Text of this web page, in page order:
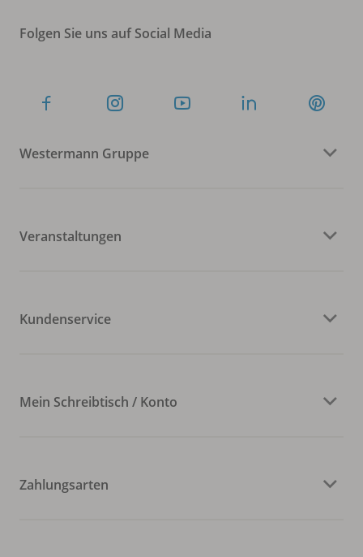
Folgen Sie uns auf Social Media
Westermann Gruppe
Veranstaltungen
Kundenservice
Mein Schreibtisch / Konto
Zahlungsarten